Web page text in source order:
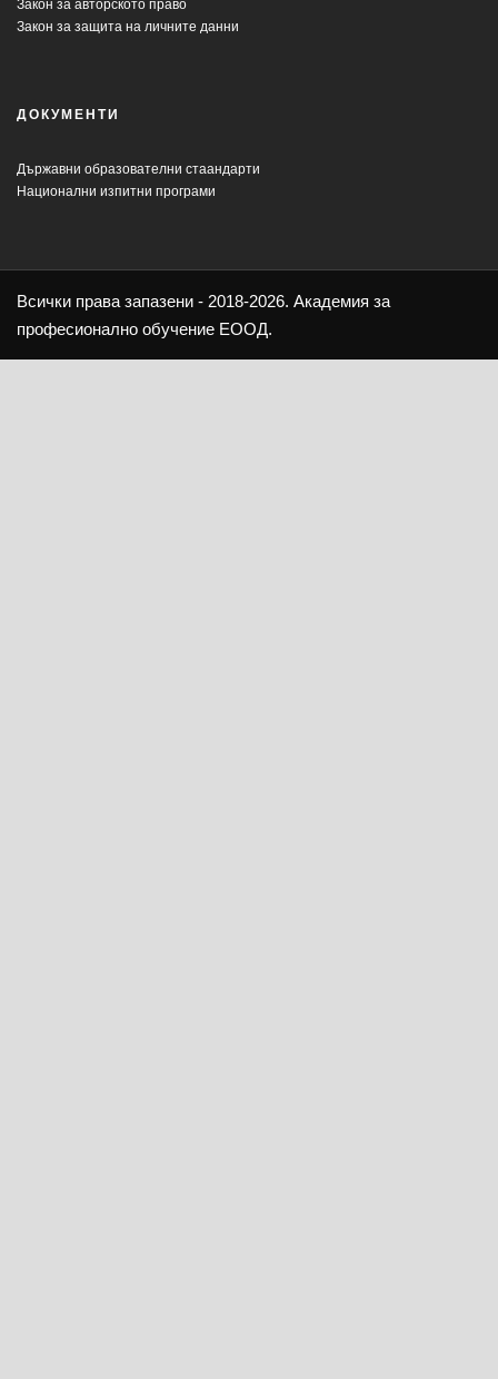
Закон за авторското право
Закон за защита на личните данни
ДОКУМЕНТИ
Държавни образователни стаандарти
Национални изпитни програми
Всички права запазени - 2018-2026. Академия за
професионално обучение ЕООД.